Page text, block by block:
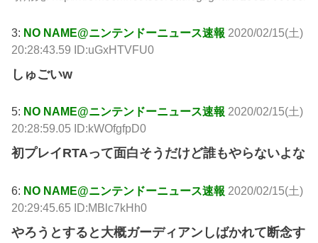
3: NO NAME@ニンテンドーニュース速報 2020/02/15(土)
20:28:43.59 ID:uGxHTVFU0
しゅごいw
5: NO NAME@ニンテンドーニュース速報 2020/02/15(土)
20:28:59.05 ID:kWOfgfpD0
初プレイRTAって面白そうだけど誰もやらないよな
6: NO NAME@ニンテンドーニュース速報 2020/02/15(土)
20:29:45.65 ID:MBlc7kHh0
やろうとすると大概ガーディアンしばかれて断念す